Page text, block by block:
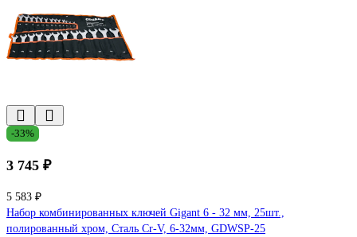
-33%
3 745 ₽
5 583 ₽
Набор комбинированных ключей Gigant 6 - 32 мм, 25шт.,
полированный хром, Сталь Cr-V, 6-32мм, GDWSP-25